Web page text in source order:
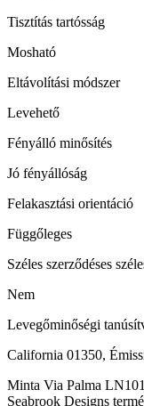
Tisztítás tartósság
Mosható
Eltávolítási módszer
Levehető
Fényálló minősítés
Jó fényállóság
Felakasztási orientáció
Függőleges
Széles szerződéses
Nem
Levegőminőségi
California 01350,
Minta Via Palma
Seabrook Designs